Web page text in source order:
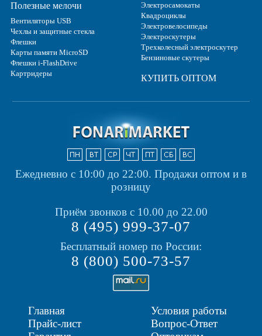
Полезные мелочи
Вентиляторы USB
Чехлы и защитные стекла
Флешки
Карты памяти MicroSD
Флешки i-FlashDrive
Картридеры
Электросамокаты
Квадроциклы
Электровелосипеды
Электроскутеры
Трехколесный электроскутер
Бензиновые скутеры
КУПИТЬ ОПТОМ
Ежедневно с 10:00 до 22:00. Продажи оптом и в
розницу
Приём звонков с 10.00 до 22.00
8 (495) 999-37-07
Бесплатный номер по России:
8 (800) 500-73-57
Главная
Прайс-лист
Условия работы
Вопрос-Ответ